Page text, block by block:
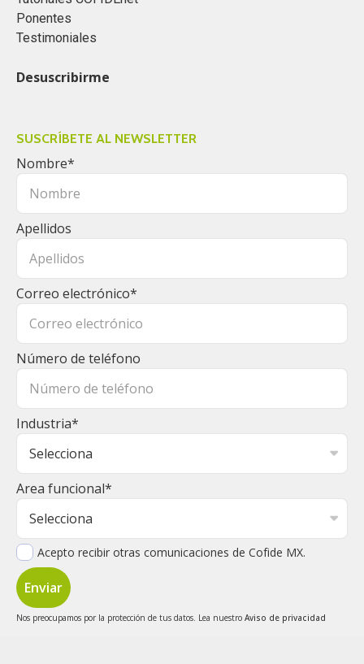
Ponentes
Testimoniales
Desuscribirme
SUSCRÍBETE AL NEWSLETTER
Nombre*
Apellidos
Correo electrónico*
Número de teléfono
Industria*
Area funcional*
Acepto recibir otras comunicaciones de Cofide MX.
Nos preocupamos por la protección de tus datos. Lea nuestro Aviso de privacidad